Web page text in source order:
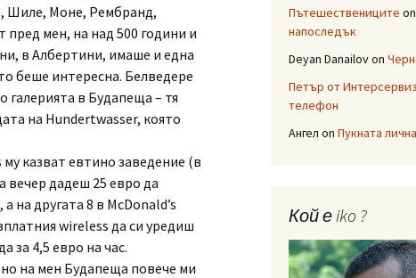
Шиле, Моне, Рембранд,
пред мен, на над 500 години и
в Албертини, имаше и една
беше интересна. Белведере
в Будапеща – тя
на Hundertwasser, която
казват евтино заведение (в
вечер дадеш 25 евро да
на другата 8 в McDonald’s
wireless да си уредиш
за 4,5 евро на час.
на мен Будапеща повече ми
Пътешествениците on
напоследък
Deyan Danailovon
Петър от
телефон
Ангел on Пукната
Кой е iko ?